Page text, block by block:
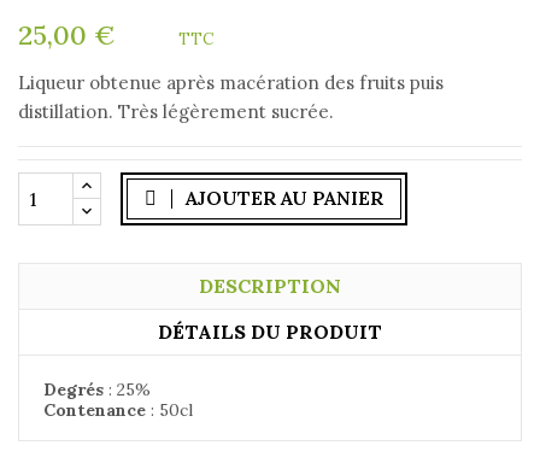
25,00 €
TTC
Liqueur obtenue après macération des fruits puis
distillation. Très légèrement sucrée.
AJOUTER AU PANIER
DESCRIPTION
DÉTAILS DU PRODUIT
Degrés : 25%
Contenance : 50cl